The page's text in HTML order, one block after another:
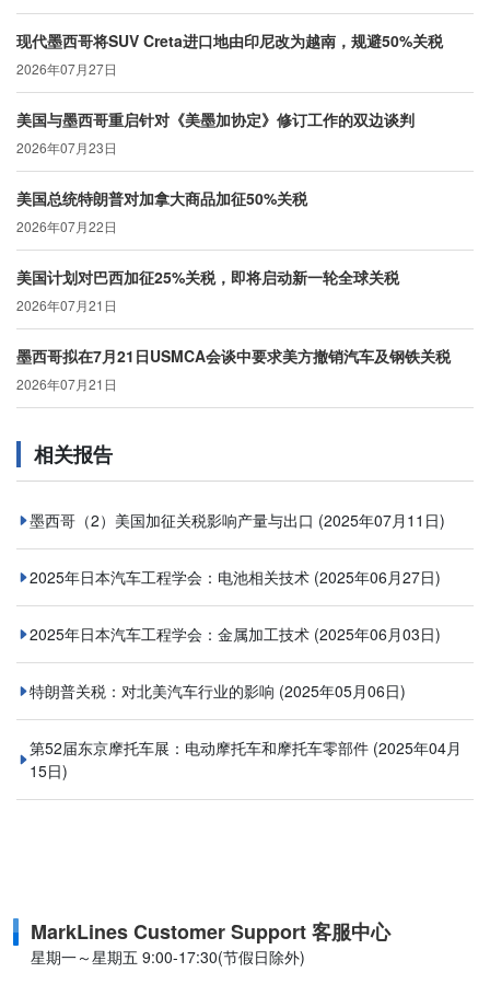
现代墨西哥将SUV Creta进口地由印尼改为越南，规避50%关税
2026年07月27日
美国与墨西哥重启针对《美墨加协定》修订工作的双边谈判
2026年07月23日
美国总统特朗普对加拿大商品加征50%关税
2026年07月22日
美国计划对巴西加征25%关税，即将启动新一轮全球关税
2026年07月21日
墨西哥拟在7月21日USMCA会谈中要求美方撤销汽车及钢铁关税
2026年07月21日
相关报告
墨西哥（2）美国加征关税影响产量与出口 (2025年07月11日)
2025年日本汽车工程学会：电池相关技术 (2025年06月27日)
2025年日本汽车工程学会：金属加工技术 (2025年06月03日)
特朗普关税：对北美汽车行业的影响 (2025年05月06日)
第52届东京摩托车展：电动摩托车和摩托车零部件 (2025年04月
15日)
MarkLines Customer Support 客服中心
星期一～星期五 9:00-17:30(节假日除外)